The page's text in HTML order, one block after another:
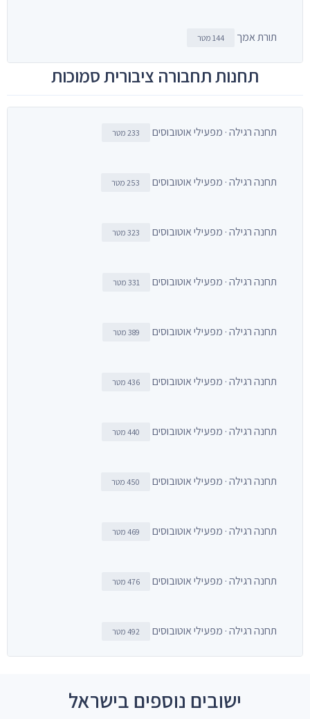
תורת אמך 144 מטר
תחנות תחבורה ציבורית סמוכות
תחנה רגילה · מפעילי אוטובוסים 233 מטר
תחנה רגילה · מפעילי אוטובוסים 253 מטר
תחנה רגילה · מפעילי אוטובוסים 323 מטר
תחנה רגילה · מפעילי אוטובוסים 331 מטר
תחנה רגילה · מפעילי אוטובוסים 389 מטר
תחנה רגילה · מפעילי אוטובוסים 436 מטר
תחנה רגילה · מפעילי אוטובוסים 440 מטר
תחנה רגילה · מפעילי אוטובוסים 450 מטר
תחנה רגילה · מפעילי אוטובוסים 469 מטר
תחנה רגילה · מפעילי אוטובוסים 476 מטר
תחנה רגילה · מפעילי אוטובוסים 492 מטר
ישובים נוספים בישראל